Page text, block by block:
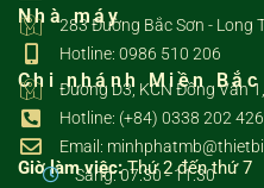
Nhà máy
283 Đường Bắc Sơn - Long
Hotline: 0986 510 206
Chi nhánh Miền Bắc
Đường D3, KCN Đồng Văn
Hotline: (+84) 0338 202 426
Email:
Giờ làm việc:Thứ 2 đến thứ 7
Sáng: 07:30 - 11:30